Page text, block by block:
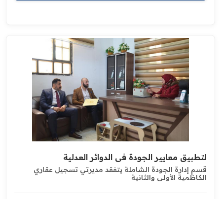
لتطبيق معايير الجودة في الدوائر العدلية
قسم إدارة الجودة الشاملة يتفقد مديرتي تسجيل عقاري
‏الكاظمية الأولى والثانية